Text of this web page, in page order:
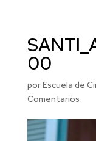
00
porEscuela de
Comentarios